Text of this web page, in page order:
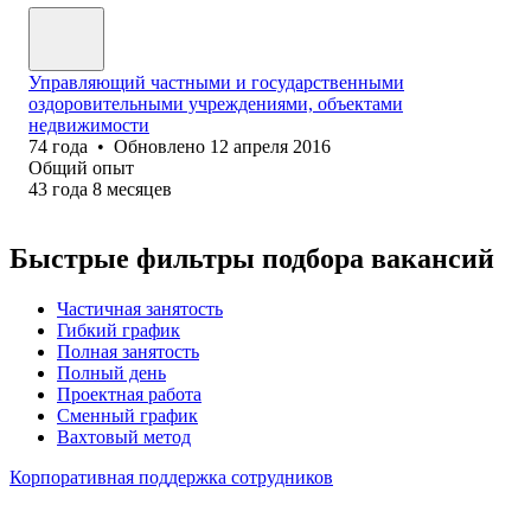
Управляющий частными и государственными
оздоровительными учреждениями, объектами
недвижимости
74 года • Обновлено 12 апреля 2016
Общий опыт
43 года 8 месяцев
Быстрые фильтры подбора вакансий
Частичная занятость
Гибкий график
Полная занятость
Полный день
Проектная работа
Сменный график
Вахтовый метод
Корпоративная поддержка сотрудников